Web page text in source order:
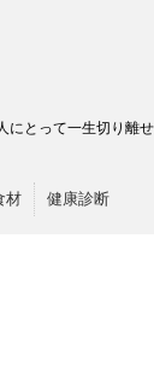
とって一生切り
材 健康診断